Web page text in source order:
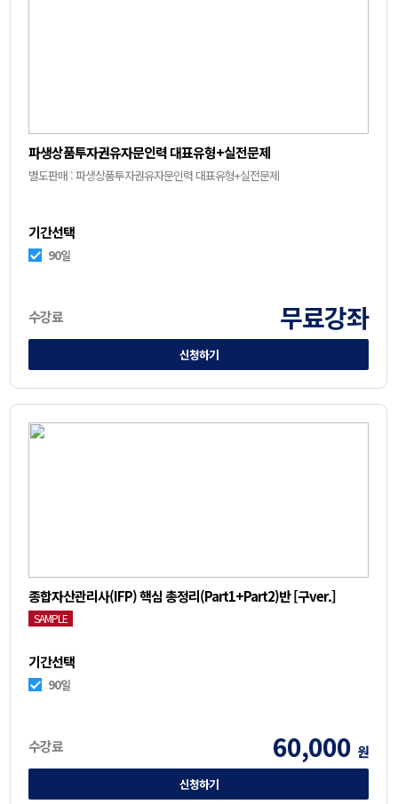
파생상품투자권유자문인력 대표유형+실전문제
별도판매 : 파생상품투자권유자문인력 대표유형+실전문제
기간선택
90일
수강료 무료강좌
신청하기
종합자산관리사(IFP) 핵심 총정리(Part1+Part2)반 [구ver.]
SAMPLE
기간선택
90일
수강료 60,000 원
신청하기